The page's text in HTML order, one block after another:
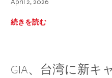
続きを読む
GIA、台湾に新キ